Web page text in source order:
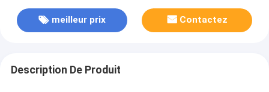
meilleur prix Contactez
Description De Produit